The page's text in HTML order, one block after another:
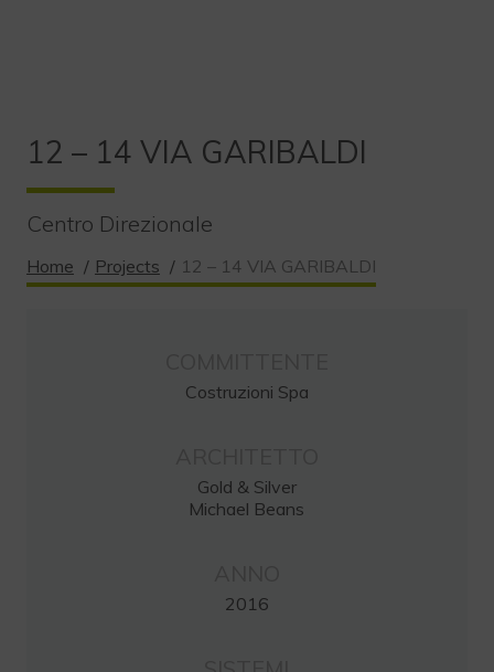
12 – 14 VIA GARIBALDI
Centro Direzionale
Home / Projects / 12 – 14 VIA GARIBALDI
Costruzioni Spa
Gold & Silver
Michael Beans
2016